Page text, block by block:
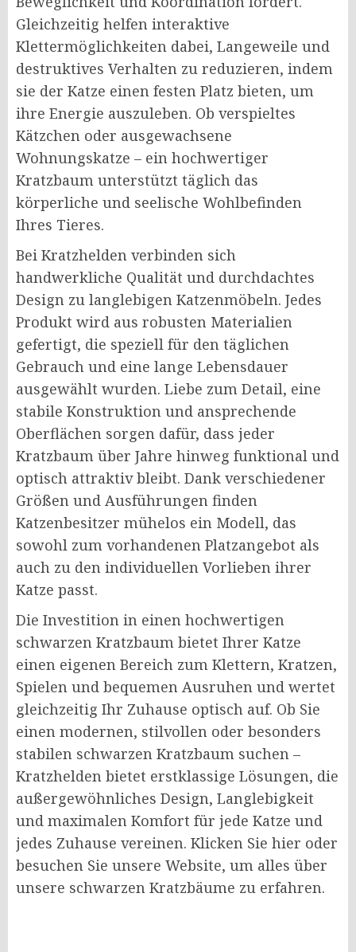
Gleichzeitig helfen interaktive
Klettermöglichkeiten dabei, Langeweile und
destruktives Verhalten zu reduzieren, indem
sie der Katze einen festen Platz bieten, um
ihre Energie auszuleben. Ob verspieltes
Kätzchen oder ausgewachsene
Wohnungskatze – ein hochwertiger
Kratzbaum unterstützt täglich das
körperliche und seelische Wohlbefinden
Ihres Tieres.
Bei Kratzhelden verbinden sich
handwerkliche Qualität und durchdachtes
Design zu langlebigen Katzenmöbeln. Jedes
Produkt wird aus robusten Materialien
gefertigt, die speziell für den täglichen
Gebrauch und eine lange Lebensdauer
ausgewählt wurden. Liebe zum Detail, eine
stabile Konstruktion und ansprechende
Oberflächen sorgen dafür, dass jeder
Kratzbaum über Jahre hinweg funktional und
optisch attraktiv bleibt. Dank verschiedener
Größen und Ausführungen finden
Katzenbesitzer mühelos ein Modell, das
sowohl zum vorhandenen Platzangebot als
auch zu den individuellen Vorlieben ihrer
Katze passt.
Die Investition in einen hochwertigen
schwarzen Kratzbaum bietet Ihrer Katze
einen eigenen Bereich zum Klettern, Kratzen,
Spielen und bequemen Ausruhen und wertet
gleichzeitig Ihr Zuhause optisch auf. Ob Sie
einen modernen, stilvollen oder besonders
stabilen schwarzen Kratzbaum suchen –
Kratzhelden bietet erstklassige Lösungen, die
außergewöhnliches Design, Langlebigkeit
und maximalen Komfort für jede Katze und
jedes Zuhause vereinen. Klicken Sie hier oder
besuchen Sie unsere Website, um alles über
unsere schwarzen Kratzbäume zu erfahren.